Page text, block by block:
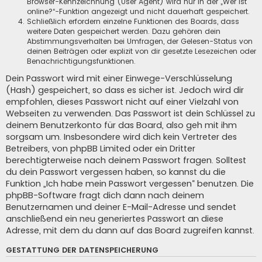
online?“-Funktion angezeigt und nicht dauerhaft gespeichert.
Schließlich erfordern einzelne Funktionen des Boards, dass
weitere Daten gespeichert werden. Dazu gehören dein
Abstimmungsverhalten bei Umfragen, der Gelesen-Status von
deinen Beiträgen oder explizit von dir gesetzte Lesezeichen oder
Benachrichtigungsfunktionen.
Dein Passwort wird mit einer Einwege-Verschlüsselung
(Hash) gespeichert, so dass es sicher ist. Jedoch wird dir
empfohlen, dieses Passwort nicht auf einer Vielzahl von
Webseiten zu verwenden. Das Passwort ist dein Schlüssel zu
deinem Benutzerkonto für das Board, also geh mit ihm
sorgsam um. Insbesondere wird dich kein Vertreter des
Betreibers, von phpBB Limited oder ein Dritter
berechtigterweise nach deinem Passwort fragen. Solltest
du dein Passwort vergessen haben, so kannst du die
Funktion „Ich habe mein Passwort vergessen“ benutzen. Die
phpBB-Software fragt dich dann nach deinem
Benutzernamen und deiner E-Mail-Adresse und sendet
anschließend ein neu generiertes Passwort an diese
Adresse, mit dem du dann auf das Board zugreifen kannst.
GESTATTUNG DER DATENSPEICHERUNG